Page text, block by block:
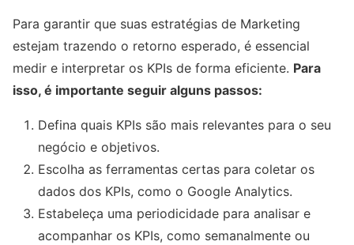
Para garantir que suas estratégias de Marketing
estejam trazendo o retorno esperado, é essencial
medir e interpretar os KPIs de forma eficiente. Para
isso, é importante seguir alguns passos:
Defina quais KPIs são mais relevantes para o seu
negócio e objetivos.
Escolha as ferramentas certas para coletar os
dados dos KPIs, como o Google Analytics.
Estabeleça uma periodicidade para analisar e
acompanhar os KPIs, como semanalmente ou